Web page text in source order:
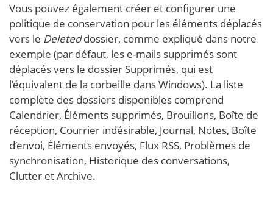
Vous pouvez également créer et configurer une
politique de conservation pour les éléments déplacés
vers le Deleteddossier, comme expliqué dans notre
exemple (par défaut, les e-mails supprimés sont
déplacés vers le dossier Supprimés, qui est
l’équivalent de la corbeille dans Windows). La liste
complète des dossiers disponibles comprend
Calendrier, Éléments supprimés, Brouillons, Boîte de
réception, Courrier indésirable, Journal, Notes, Boîte
d’envoi, Éléments envoyés, Flux RSS, Problèmes de
synchronisation, Historique des conversations,
Clutter et Archive.